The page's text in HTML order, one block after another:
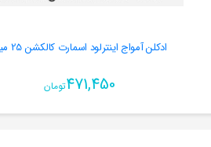
ادکلن آمواج اینترلود اسمارت کالکشن 25 میل
471,450تومان